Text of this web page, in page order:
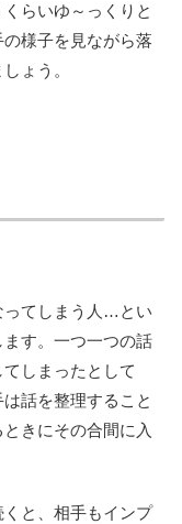
らいゆ～っくりと
様子を見ながら落
ょう。
ってしまう人…とい
す。一つ一つの話
しまったとして
話を整理すること
きにその合間に入
と、相手もインプ